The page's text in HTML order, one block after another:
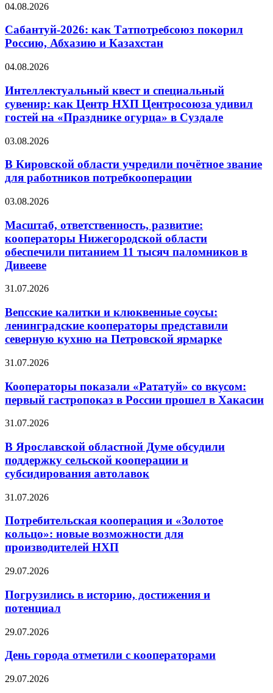
04.08.2026
Сабантуй-2026: как Татпотребсоюз покорил
Россию, Абхазию и Казахстан
04.08.2026
Интеллектуальный квест и специальный
сувенир: как Центр НХП Центросоюза удивил
гостей на «Празднике огурца» в Суздале
03.08.2026
В Кировской области учредили почётное звание
для работников потребкооперации
03.08.2026
Масштаб, ответственность, развитие:
кооператоры Нижегородской области
обеспечили питанием 11 тысяч паломников в
Дивееве
31.07.2026
Вепсские калитки и клюквенные соусы:
ленинградские кооператоры представили
северную кухню на Петровской ярмарке
31.07.2026
Кооператоры показали «Рататуй» со вкусом:
первый гастропоказ в России прошел в Хакасии
31.07.2026
В Ярославской областной Думе обсудили
поддержку сельской кооперации и
субсидирования автолавок
31.07.2026
Потребительская кооперация и «Золотое
кольцо»: новые возможности для
производителей НХП
29.07.2026
Погрузились в историю, достижения и
потенциал
29.07.2026
День города отметили с кооператорами
29.07.2026